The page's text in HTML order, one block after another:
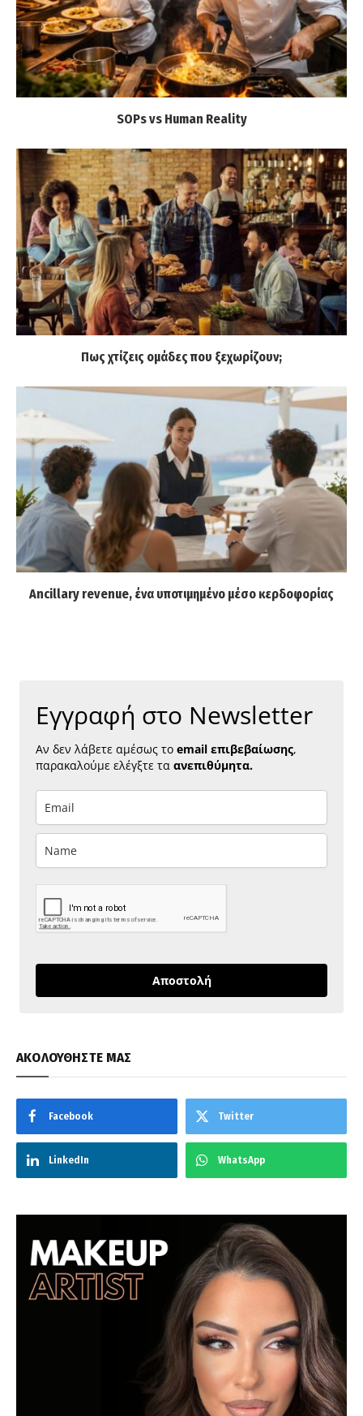
SOPs vs Human Reality
Πως χτίζεις ομάδες που ξεχωρίζουν;
Ancillary revenue, ένα υποτιμημένο μέσο κερδοφορίας
Εγγραφή στο Newsletter
Αν δεν λάβετε αμέσως το email επιβεβαίωσης,
παρακαλούμε ελέγξτε τα ανεπιθύμητα.
Αποστολή
ΑΚΟΛΟΥΘΗΣΤΕ ΜΑΣ
Facebook Twitter
LinkedIn WhatsApp